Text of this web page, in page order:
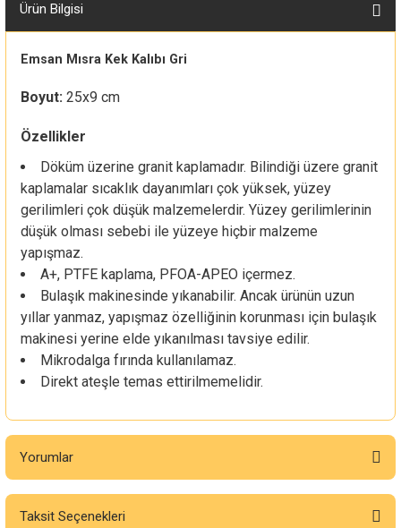
Ürün Bilgisi
Emsan Mısra Kek Kalıbı Gri
Boyut: 25x9 cm
Özellikler
Döküm üzerine granit kaplamadır. Bilindiği üzere granit
kaplamalar sıcaklık dayanımları çok yüksek, yüzey
gerilimleri çok düşük malzemelerdir. Yüzey gerilimlerinin
düşük olması sebebi ile yüzeye hiçbir malzeme
yapışmaz.
A+, PTFE kaplama, PFOA-APEO içermez.
Bulaşık makinesinde yıkanabilir. Ancak ürünün uzun
yıllar yanmaz, yapışmaz özelliğinin korunması için bulaşık
makinesi yerine elde yıkanılması tavsiye edilir.
Mikrodalga fırında kullanılamaz.
Direkt ateşle temas ettirilmemelidir.
Yorumlar
Taksit Seçenekleri